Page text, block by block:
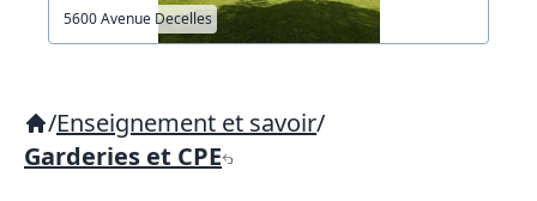
5600 Avenue Decelles
/Enseignement et savoir/
Garderies et CPE